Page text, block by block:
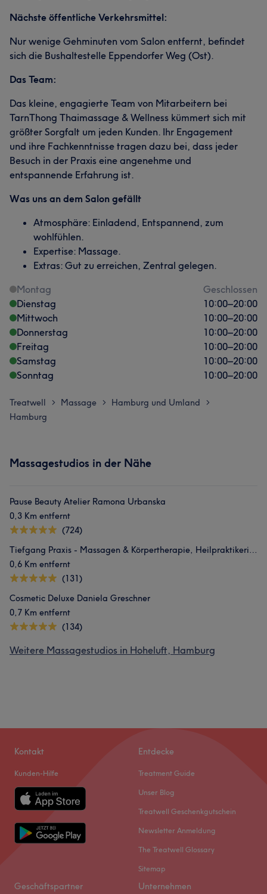
Nächste öffentliche Verkehrsmittel:
Nur wenige Gehminuten vom Salon entfernt, befindet
sich die Bushaltestelle Eppendorfer Weg (Ost).
Das Team:
Das kleine, engagierte Team von Mitarbeitern bei
TarnThong Thaimassage & Wellness kümmert sich mit
größter Sorgfalt um jeden Kunden. Ihr Engagement
und ihre Fachkenntnisse tragen dazu bei, dass jeder
Besuch in der Praxis eine angenehme und
entspannende Erfahrung ist.
Was uns an dem Salon gefällt
Atmosphäre: Einladend, Entspannend, zum
wohlfühlen.
Expertise: Massage.
Extras: Gut zu erreichen, Zentral gelegen.
Montag
Geschlossen
Dienstag
10:00–20:00
Mittwoch
10:00–20:00
Donnerstag
10:00–20:00
Freitag
10:00–20:00
Samstag
10:00–20:00
Sonntag
10:00–20:00
Treatwell > Massage > Hamburg und Umland >
Hamburg
Massagestudios in der Nähe
Pause Beauty Atelier Ramona Urbanska
0,3 Km entfernt
(724)
Tiefgang Praxis - Massagen & Körpertherapie, Heilpraktikerin Svenja Ohlen
0,6 Km entfernt
(131)
Cosmetic Deluxe Daniela Greschner
0,7 Km entfernt
(134)
Weitere Massagestudios in Hoheluft, Hamburg
Kontakt
Kunden-Hilfe
Entdecke
Treatment Guide
Unser Blog
Treatwell Geschenkgutschein
Newsletter Anmeldung
The Treatwell Glossary
Sitemap
Geschäftspartner Unternehmen